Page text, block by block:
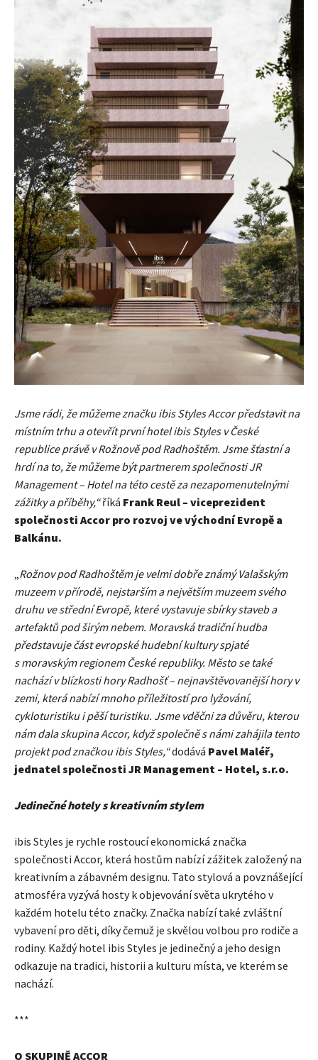
Jsme rádi, že můžeme značku ibis Styles Accor představit na
místním trhu a otevřít první hotel ibis Styles v České
republice právě v Rožnově pod Radhoštěm. Jsme šťastní a
hrdí na to, že můžeme být partnerem společnosti JR
Management – Hotel na této cestě za nezapomenutelnými
zážitky a příběhy,“říká Frank Reul – viceprezident
společnosti Accor pro rozvoj ve východní Evropě a
Balkánu.
Rožnov pod Radhoštěm je velmi dobře známý Valašským
muzeem v přírodě, nejstarším a největším muzeem svého
druhu ve střední Evropě, které vystavuje sbírky staveb a
artefaktů pod širým nebem. Moravská tradiční hudba
představuje část evropské hudební kultury spjaté
s moravským regionem České republiky. Město se také
nachází v blízkosti hory Radhošť – nejnavštěvovanější hory v
zemi, která nabízí mnoho příležitostí pro lyžování,
cykloturistiku i pěší turistiku. Jsme vděčni za důvěru, kterou
nám dala skupina Accor, když společně s námi zahájila tento
projekt pod značkou ibis Styles,“dodává Pavel Maléř,
jednatel společnosti JR Management – Hotel, s.r.o.
Jedinečné hotely s kreativním stylem
ibis Styles je rychle rostoucí ekonomická značka
společnosti Accor, která hostům nabízí zážitek založený na
kreativním a zábavném designu. Tato stylová a povznášející
atmosféra vyzývá hosty k objevování světa ukrytého v
každém hotelu této značky. Značka nabízí také zvláštní
vybavení pro děti, díky čemuž je skvělou volbou pro rodiče a
rodiny. Každý hotel ibis Styles je jedinečný a jeho design
odkazuje na tradici, historii a kulturu místa, ve kterém se
nachází.
***
O SKUPINĚ ACCOR